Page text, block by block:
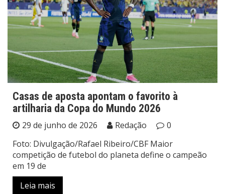
Casas de aposta apontam o favorito à
artilharia da Copa do Mundo 2026
29 de junho de 2026 Redação
0
Foto: Divulgação/Rafael Ribeiro/CBF Maior
competição de futebol do planeta define o campeão
em 19 de
Leia mais